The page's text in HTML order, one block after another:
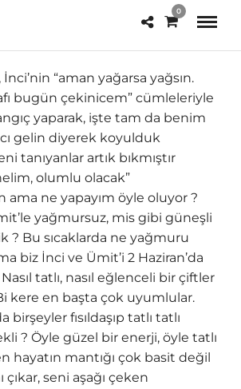
0
“aman yağarsa yağsın.
bugün çekinicem” cümleleriyle
yaparak, işte tam da benim
gelin diyerek koyulduk
tanıyanlar artık bıkmıştır
olumlu olacak”
ne yapayım öyle oluyor ?
yağmursuz, mis gibi güneşli
? Bu sıcaklarda ne yağmuru
biz İnci ve Ümit’i 2 Haziran’da
tatlı, nasıl eğlenceli bir çiftler
kere en başta çok uyumlular.
birşeyler fısıldaşıp tatlı tatlı
? Öyle güzel bir enerji, öyle tatlı
hayatın mantığı çok basit değil
çıkar, seni aşağı çeken